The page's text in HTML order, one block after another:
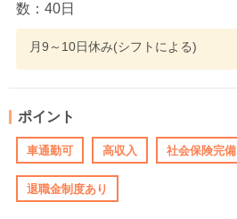
数：40日
月9～10日休み(シフトによる)
ポイント
車通勤可 高収入 社会保険完備
退職金制度あり